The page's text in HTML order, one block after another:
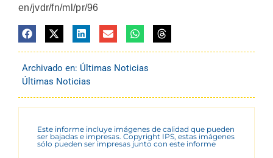
en/jvdr/fn/ml/pr/96
Archivado en: Últimas Noticias
Últimas Noticias
Este informe incluye imágenes de calidad que pueden
ser bajadas e impresas. Copyright IPS, estas imágenes
sólo pueden ser impresas junto con este informe